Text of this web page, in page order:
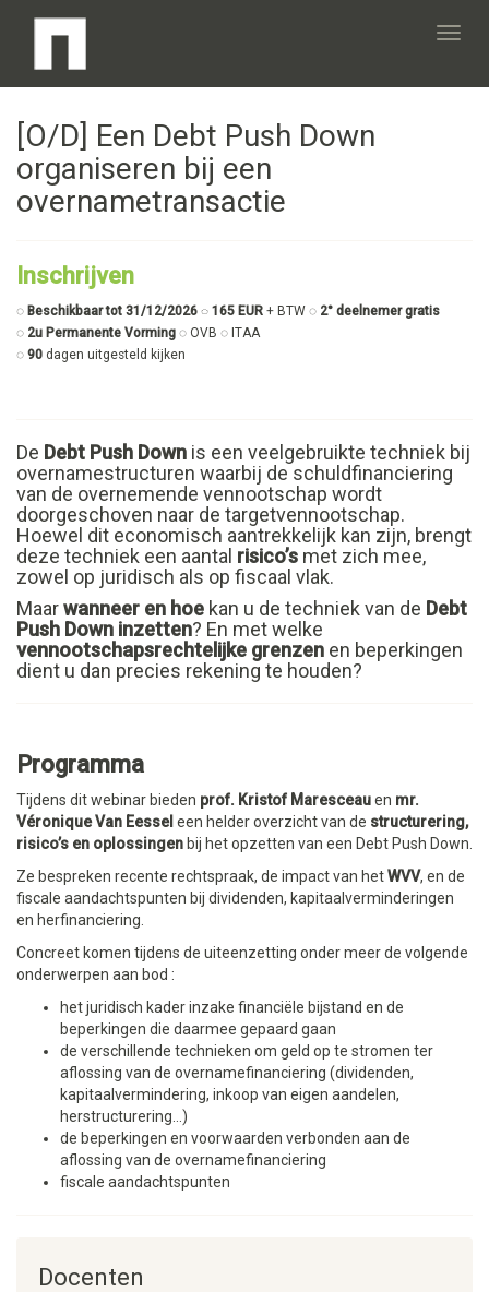
[O/D] Een Debt Push Down
organiseren bij een
overnametransactie
Inschrijven
◌ Beschikbaar tot 31/12/2026 ◌ 165 EUR + BTW ◌ 2° deelnemer gratis
◌ 2u Permanente Vorming ◌ OVB ◌ ITAA
◌ 90 dagen uitgesteld kijken
De Debt Push Down is een veelgebruikte techniek bij
overnamestructuren waarbij de schuldfinanciering
van de overnemende vennootschap wordt
doorgeschoven naar de targetvennootschap.
Hoewel dit economisch aantrekkelijk kan zijn, brengt
deze techniek een aantal risico’s met zich mee,
zowel op juridisch als op fiscaal vlak.
Maarwanneer en hoe kan u de techniek van de Debt
Push Down inzetten? En met welke
vennootschapsrechtelijke grenzen en beperkingen
dient u dan precies rekening te houden?
Programma
Tijdens dit webinar bieden prof. Kristof Maresceauen mr.
Véronique Van Eessel een helder overzicht van de structurering,
risico’s en oplossingen bij het opzetten van een Debt Push Down.
Ze bespreken recente rechtspraak, de impact van hetWVV, en de
fiscale aandachtspunten bij dividenden, kapitaalverminderingen
en herfinanciering.
Concreet komen tijdens de uiteenzetting onder meer de volgende
onderwerpen aan bod :
het juridisch kader inzake financiële bijstand en de
beperkingen die daarmee gepaard gaan
de verschillende technieken om geld op te stromen ter
aflossing van de overnamefinanciering (dividenden,
kapitaalvermindering, inkoop van eigen aandelen,
herstructurering…)
de beperkingen en voorwaarden verbonden aan de
aflossing van de overnamefinanciering
fiscale aandachtspunten
Docenten